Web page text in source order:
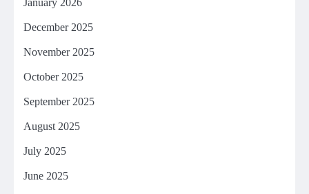
January 2026
December 2025
November 2025
October 2025
September 2025
August 2025
July 2025
June 2025